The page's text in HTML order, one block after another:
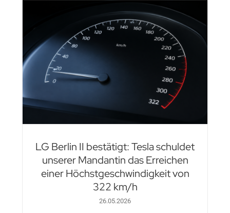
LG Berlin II bestätigt: Tesla schuldet
unserer Mandantin das Erreichen
einer Höchstgeschwindigkeit von
322 km/h
26.05.2026